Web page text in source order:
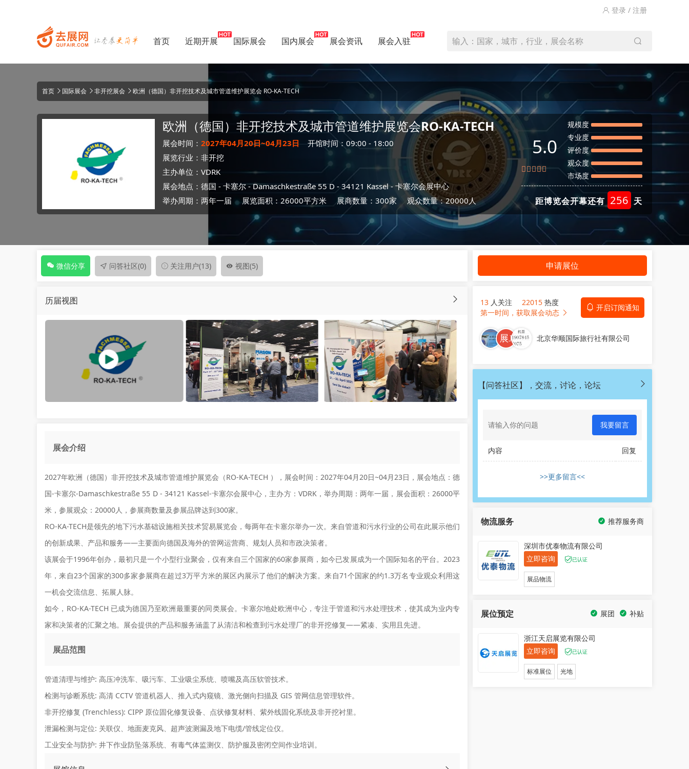
登录 / 注册
首页 近期开展 国际展会 国内展会 展会资讯 展会入驻 输入：国家，城市，行业，展会名称
首页 国际展会 非开挖展会 欧洲（德国）非开挖技术及城市管道维护展览会 RO-KA-TECH
欧洲（德国）非开挖技术及城市管道维护展览会RO-KA-TECH
展会时间： 2027年04月20日~04月23日
开馆时间：09:00 - 18:00
展览行业： 非开挖
主办单位： VDRK
展会地点： 德国 - 卡塞尔- Damaschkestraße 55 D - 34121 Kassel - 卡塞尔会展中心
举办周期：两年一届
展览面积：26000平方米 展商数量：300家 观众数量：20000人
5.0
规模度
专业度
评价度
观众度
市场度
距博览会开幕还有 256 天
微信分享 问答社区(0) 关注用户(13) 视图(5)
历届视图
展会介绍
2027年欧洲（德国）非开挖技术及城市管道维护展览会（RO-KA-TECH ），展会时间：2027年04月20日~04月23日，展会地点：德
国-卡塞尔-Damaschkestraße 55 D - 34121 Kassel-卡塞尔会展中心，主办方：VDRK，举办周期：两年一届，展会面积：26000平
米，参展观众：20000人，参展商数量及参展品牌达到300家。
RO-KA-TECH是领先的地下污水基础设施相关技术贸易展览会，每两年在卡塞尔举办一次。来自管道和污水行业的公司在此展示他们
的创新成果、产品和服务——主要面向德国及海外的管网运营商、规划人员和市政决策者。
该展会于1996年创办，最初只是一个小型行业聚会，仅有来自三个国家的60家参展商，如今已发展成为一个国际知名的平台。2023
年，来自23个国家的300多家参展商在超过3万平方米的展区内展示了他们的解决方案。来自71个国家的约1.3万名专业观众利用这
一机会交流信息、拓展人脉。
如今，RO-KA-TECH 已成为德国乃至欧洲最重要的同类展会。卡塞尔地处欧洲中心，专注于管道和污水处理技术，使其成为业内专
家和决策者的汇聚之地。展会提供的产品和服务涵盖了从清洁和检查到污水处理厂的非开挖修复——紧凑、实用且先进。
展品范围
管道清理与维护: 高压冲洗车、吸污车、工业吸尘系统、喷嘴及高压软管技术。
检测与诊断系统: 高清 CCTV 管道机器人、推入式内窥镜、激光侧向扫描及 GIS 管网信息管理软件。
非开挖修复 (Trenchless): CIPP 原位固化修复设备、点状修复材料、紫外线固化系统及非开挖衬里。
泄漏检测与定位: 关联仪、地面麦克风、超声波测漏及地下电缆/管线定位仪。
工业安全与防护: 井下作业防坠落系统、有毒气体监测仪、防护服及密闭空间作业培训。
申请展位
13 人关注 22015 热度
开启订阅通知
第一时间，获取展会动态
北京华顺国际旅行社有限公司
【问答社区】，交流，讨论，论坛
我要留言
内容 回复
>>更多留言<<
物流服务 推荐服务商
深圳市优泰物流有限公司
立即咨询
已认证
展品物流
展位预定 补贴
展团
浙江天启展览有限公司
立即咨询
已认证
标准展位 光地